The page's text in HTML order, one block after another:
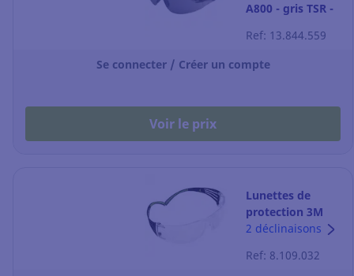
A800 - gris TSR -
Ref: 13.844.559
Se connecter / Créer un compte
Voir le prix
Lunettes de
protection 3M
SecureFit 400 - la
2 déclinaisons
Ref: 8.109.032